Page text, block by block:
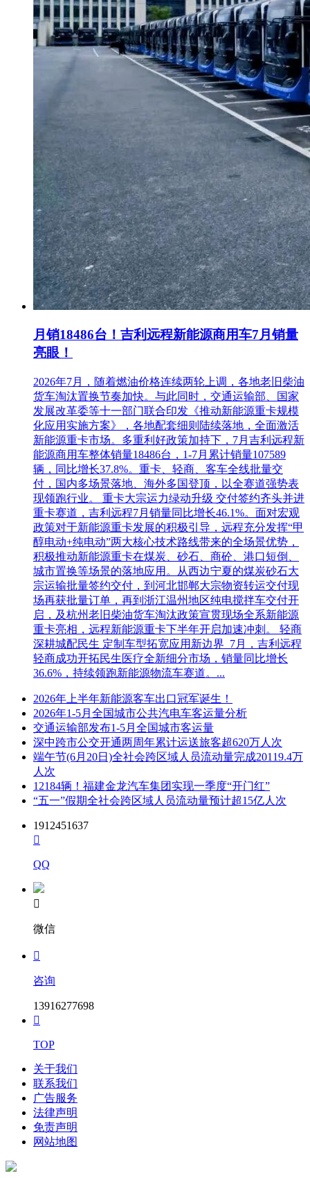
月销18486台！吉利远程新能源商用车7月销量
亮眼！
2026年7月，随着燃油价格连续两轮上调，各地老旧柴油
货车淘汰置换节奏加快。与此同时，交通运输部、国家
发展改革委等十一部门联合印发《推动新能源重卡规模
化应用实施方案》，各地配套细则陆续落地，全面激活
新能源重卡市场。多重利好政策加持下，7月吉利远程新
能源商用车整体销量18486台，1-7月累计销量107589
辆，同比增长37.8%。重卡、轻商、客车全线批量交
付，国内多场景落地、海外多国登顶，以全赛道强势表
现领跑行业。 重卡大宗运力绿动升级 交付签约齐头并进
重卡赛道，吉利远程7月销量同比增长46.1%。面对宏观
政策对于新能源重卡发展的积极引导，远程充分发挥“甲
醇电动+纯电动”两大核心技术路线带来的全场景优势，
积极推动新能源重卡在煤炭、砂石、商砼、港口短倒、
城市置换等场景的落地应用。从西边宁夏的煤炭砂石大
宗运输批量签约交付，到河北邯郸大宗物资转运交付现
场再获批量订单，再到浙江温州地区纯电搅拌车交付开
启，及杭州老旧柴油货车淘汰政策宣贯现场全系新能源
重卡亮相，远程新能源重卡下半年开启加速冲刺。 轻商
深耕城配民生 定制车型拓宽应用新边界 7月，吉利远程
轻商成功开拓民生医疗全新细分市场，销量同比增长
36.6%，持续领跑新能源物流车赛道。...
2026年上半年新能源客车出口冠军诞生！
2026年1-5月全国城市公共汽电车客运量分析
交通运输部发布1-5月全国城市客运量
深中跨市公交开通两周年累计运送旅客超620万人次
端午节(6月20日)全社会跨区域人员流动量完成20119.4万
人次
12184辆！福建金龙汽车集团实现一季度“开门红”
“五一”假期全社会跨区域人员流动量预计超15亿人次
1912451637

QQ

微信

咨询
13916277698

TOP
关于我们
联系我们
广告服务
法律声明
免责声明
网站地图